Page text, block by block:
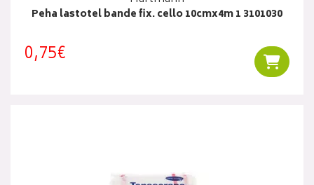
Peha lastotel bande fix. cello 10cmx4m 1 3101030
0,75€